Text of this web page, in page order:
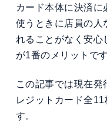
カード本体に決済
使うときに店員の人
れることがなく安心
が1番のメリットです
この記事では現在発
レジットカード全
す。